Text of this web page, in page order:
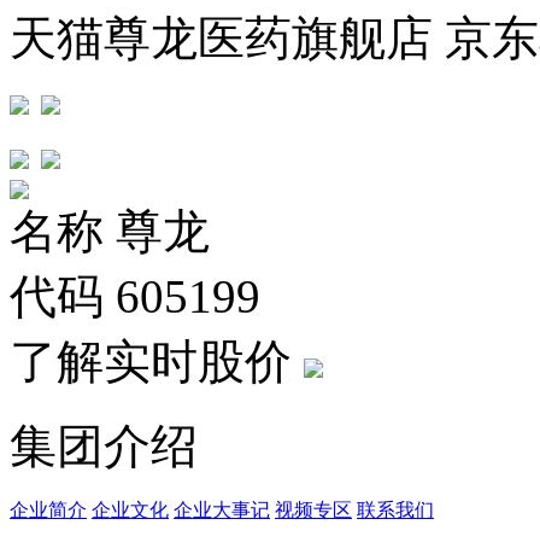
天猫尊龙医药旗舰店 京
名称 尊龙
代码 605199
了解实时股价
集团介绍
企业简介 企业文化 企业⼤事记 视频专区 联系我们